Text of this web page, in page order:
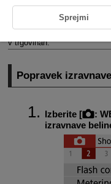
Samodejno zaporedje
Popravek izravnave beline
v trgovinah.
Popravek
Izberite [ :
izravnave
Sprejmi